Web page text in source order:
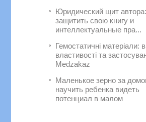
Юридический щит
защитить свою книгу и
интеллектуальные пра...
Гемостатичні матеріали:
властивості та
Medzakaz
Маленькое зерно за
научить ребенка видеть
потенциал в малом